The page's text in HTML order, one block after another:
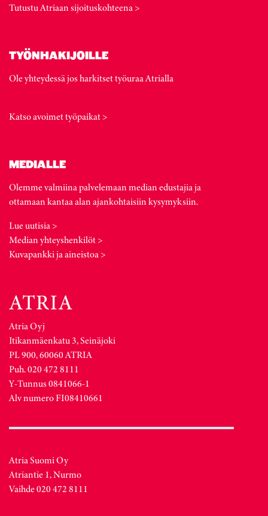
Tutustu Atriaan sijoituskohteena >
TYÖNHAKIJOILLE
Ole yhteydessä jos harkitset työuraa Atrialla
Katso avoimet työpaikat >
MEDIALLE
Olemme valmiina palvelemaan median edustajia ja
ottamaan kantaa alan ajankohtaisiin kysymyksiin.
Lue uutisia >
Median yhteyshenkilöt >
Kuvapankki ja aineistoa >
Atria Oyj
Itikanmäenkatu 3, Seinäjoki
PL 900, 60060 ATRIA
Puh. 020 472 8111
Y-Tunnus 0841066-1
Alv numero FI08410661
Atria Suomi Oy
Atriantie 1, Nurmo
Vaihde 020 472 8111